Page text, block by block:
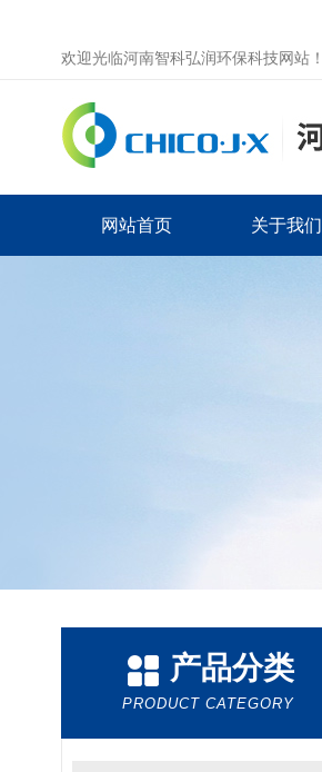
欢迎光临河南智科弘润环保科技网站！
网站首页 关于我们
产品分类
PRODUCT CATEGORY